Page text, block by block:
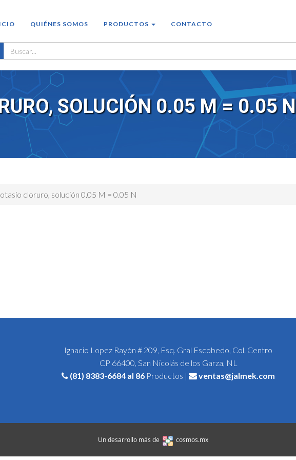
QUIÉNES SOMOS PRODUCTOS CONTACTO
SOLUCIÓN 0.05 M = 0.05 N
cloruro, solución 0.05 M = 0.05 N
Ignacio Lopez Rayón # 209, Esq. Gral Escobedo, Col. Centro
CP 66400, San Nicolás de los Garza, NL
(81) 8383-6684 al 86 Productos | ventas@jalmek.com
Un desarrollo más de cosmos.mx